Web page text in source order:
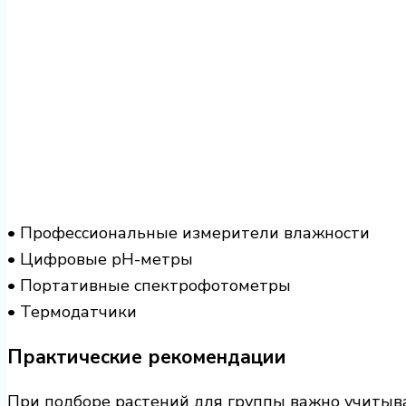
• Профессиональные измерители влажности
• Цифровые pH-метры
• Портативные спектрофотометры
• Термодатчики
Практические рекомендации